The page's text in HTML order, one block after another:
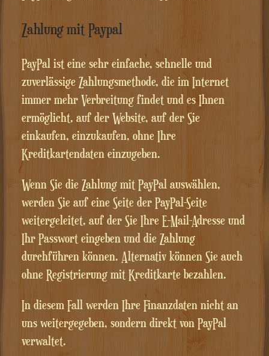
Zahlung mit Paypal
PayPal ist eine sehr einfache, schnelle und
zuverlässige Zahlungsmethode, die im Internet
immer mehr Verbreitung findet und es Ihnen
ermöglicht, auf der Website, auf der Sie
einkaufen, einzukaufen, ohne Ihre
Kreditkartendaten einzugeben.
Wenn Sie die Zahlung mit PayPal auswählen,
werden Sie auf eine Seite der PayPal-Seite
weitergeleitet, auf der Sie Ihre E-Mail-Adresse und
Ihr Passwort eingeben und die Zahlung
durchführen können. Alternativ können Sie auch
ohne Registrierung mit Kreditkarte bezahlen.
In diesem Fall werden Ihre Finanzdaten nicht an
uns weitergegeben, sondern direkt von PayPal
verwaltet.